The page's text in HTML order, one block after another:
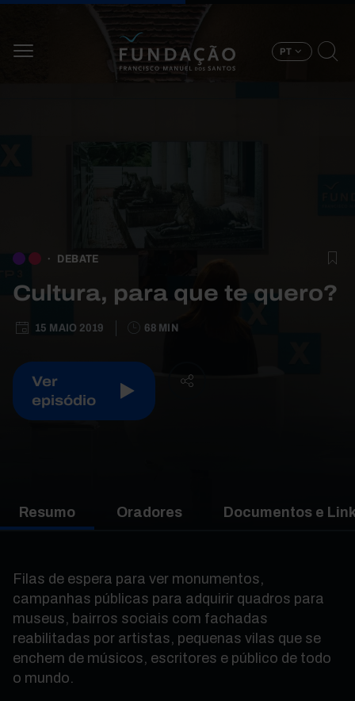
PT
DEBATE
Cultura, para que te quero?
15 MAIO 2019 68 MIN
Ver
episódio
Resumo Oradores Documentos e
Filas de espera para ver monumentos,
campanhas públicas para adquirir quadros para
museus, bairros sociais com fachadas
reabilitadas por artistas, pequenas vilas que se
enchem de músicos, escritores e público de todo
o mundo.